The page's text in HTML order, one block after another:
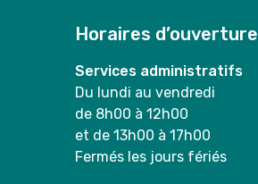
Horaires d’ouverture
Services administratifs
Du lundi au vendredi
de 8h00 à 12h00
et de 13h00 à 17h00
Fermés les jours fériés